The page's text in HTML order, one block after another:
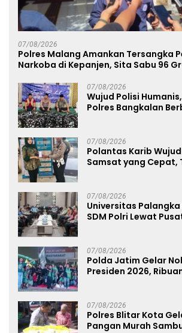
07/08/2026
Polres Malang Amankan Tersangka
Narkoba di Kepanjen, Sita Sabu 96
07/08/2026
Wujud Polisi Humanis, Kasatlantas
Polres Bangkalan
07/08/2026
Polantas Karib
Samsat yang Cepat,
07/08/2026
Universitas Palangka
SDM Polri Lewat
07/08/2026
Polda Jatim Gelar
Presiden 2026,
07/08/2026
Polres Blitar Kota
Pangan Murah